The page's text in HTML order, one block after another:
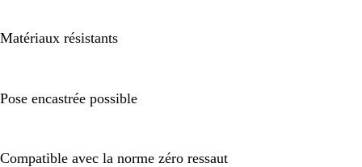
Matériaux résistants
Pose encastrée possible
Compatible avec la norme zéro ressaut